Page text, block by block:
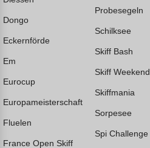
Dongo
Eckernförde
Em
Eurocup
Europameisterschaft
Fluelen
France Open Skiff
Probesegeln
Schilksee
Skiff Bash
Skiff Weekend
Skiffmania
Sorpesee
Spi Challenge